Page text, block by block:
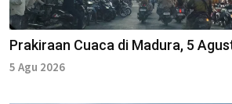
Prakiraan Cuaca di Madura, 5
5 Agu 2026